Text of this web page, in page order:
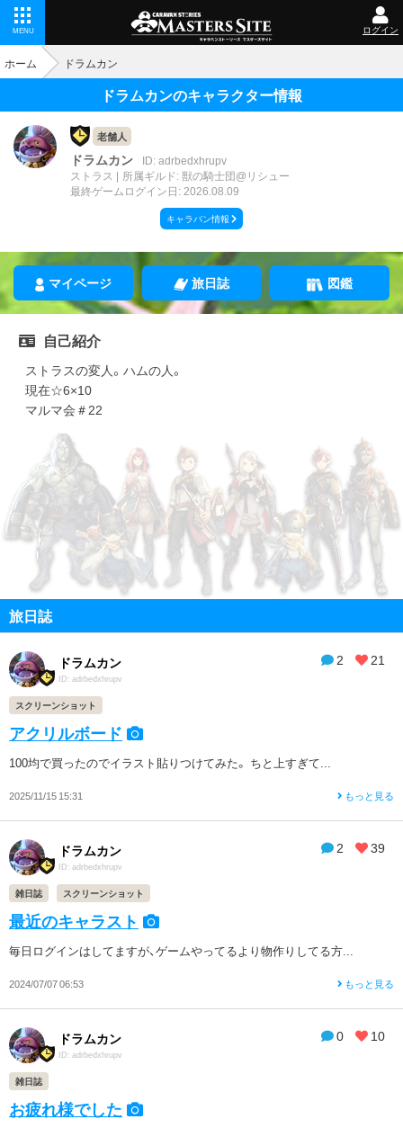
MENU ログイン
ホーム ドラムカン
ドラムカンのキャラクター情報
老舗人
ドラムカン
ID: adrbedxhrupv
ストラス
所属ギルド: 獣の騎士団@リシュー
最終ゲームログイン日: 2026.08.09
キャラバン情報
マイページ 旅日誌 図鑑
自己紹介
ストラスの変人。ハムの人。
現在☆6×10
マルマ会＃22
旅日誌
2 21
ドラムカン
ID: adrbedxhrupv
スクリーンショット
アクリルボード
100均で買ったのでイラスト貼りつけてみた。 ちと上すぎて...
2025/11/15 15:31 もっと見る
2 39
ドラムカン
ID: adrbedxhrupv
雑日誌 スクリーンショット
最近のキャラスト
毎日ログインはしてますが、ゲームやってるより物作りしてる方...
2024/07/07 06:53 もっと見る
0 10
ドラムカン
ID: adrbedxhrupv
雑日誌
お疲れ様でした